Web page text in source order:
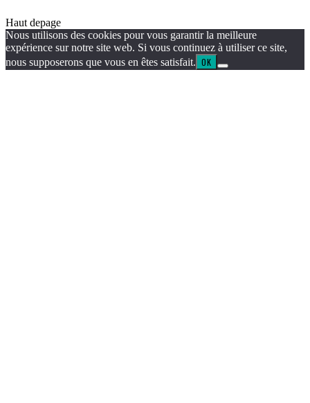
Haut depage
Nous utilisons des cookies pour vous garantir la meilleure
expérience sur notre site web. Si vous continuez à utiliser ce site,
nous supposerons que vous en êtes satisfait. OK